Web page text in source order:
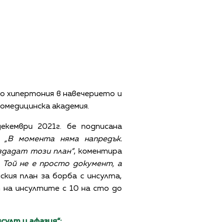
в навечерието и
академия.
2021г. бе подписана
„В момента няма напредък.
този план“, коментира
Той не е просто документ, а
план за борба с инсулта,
на инсултите с 10 на сто до